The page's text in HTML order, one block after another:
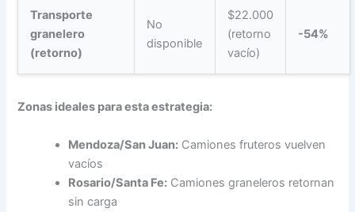
Transporte
granelero
(retorno)
No
disponible
$22.000
(retorno
vacío)
-54%
Zonas ideales para esta estrategia:
Mendoza/San Juan: Camiones fruteros vuelven
vacíos
Rosario/Santa Fe: Camiones graneleros retornan
sin carga